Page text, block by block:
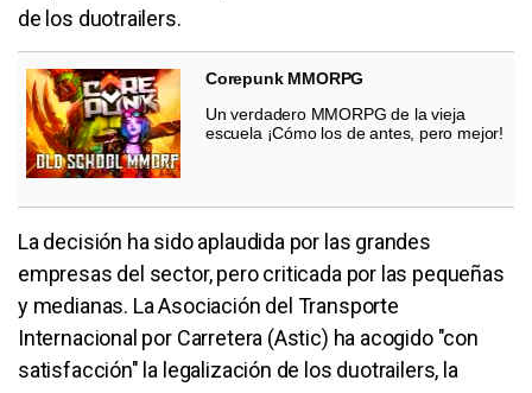
de los duotrailers.
Corepunk MMORPG
Un verdadero MMORPG de la vieja
escuela ¡Cómo los de antes, pero mejor!
La decisión ha sido aplaudida por las grandes
empresas del sector, pero criticada por las pequeñas
y medianas. La Asociación del Transporte
Internacional por Carretera (Astic) ha acogido "con
satisfacción" la legalización de los duotrailers, la